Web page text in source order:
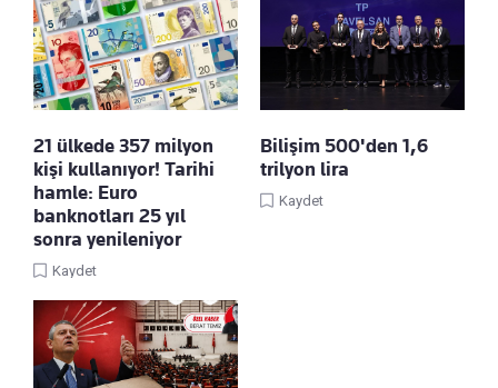
21 ülkede 357 milyon
kişi kullanıyor! Tarihi
hamle: Euro
banknotları 25 yıl
sonra yenileniyor
Kaydet
Bilişim 500'den 1,6
trilyon lira
Kaydet